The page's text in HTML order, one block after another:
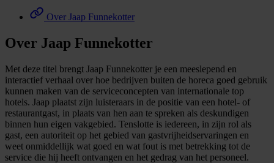
Over Jaap Funnekotter
Over Jaap Funnekotter
Met deze titel brengt Jaap Funnekotter je een meeslepend en
interactief verhaal over hoe bedrijven buiten de horeca goed gebruik
kunnen maken van de serviceconcepten van internationale top
hotels. Jaap plaatst zijn luisteraars in de positie van een hotel- of
restaurantgast, in plaats van hen aan te spreken als deskundigen
binnen hun eigen vakgebied. Tenslotte is iedereen, in zijn rol als
gast, een autoriteit op het gebied van gastvrijheidservaringen en
weet onmiddellijk wat goed en wat fout is met betrekking tot de
service die hij heeft ontvangen en het gedrag van het personeel.